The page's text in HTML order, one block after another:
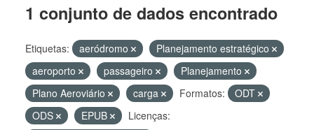
1 conjunto de dados encontrado
Etiquetas: aeródromo
Planejamento estratégico
aeroporto
passageiro
Planejamento
Plano Aeroviário
carga Formatos:
ODT
ODS
EPUB
Licenças: